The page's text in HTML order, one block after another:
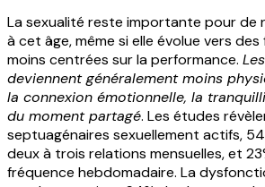
La sexualité reste importante pour de
à cet âge, même si elle évolue vers
moins centrées sur la performance.
deviennent généralement moins
la connexion émotionnelle, la
du moment partagé. Les études
septuagénaires sexuellement actifs,
deux à trois relations mensuelles, et
fréquence hebdomadaire. La